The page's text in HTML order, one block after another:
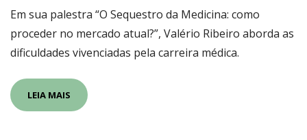
Em sua palestra “O Sequestro da Medicina: como
proceder no mercado atual?”, Valério Ribeiro aborda as
dificuldades vivenciadas pela carreira médica.
LEIA MAIS